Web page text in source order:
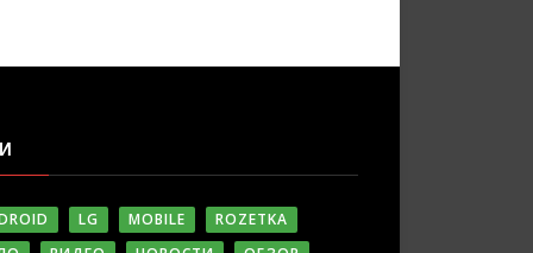
LG MOBILE
ROZETKA